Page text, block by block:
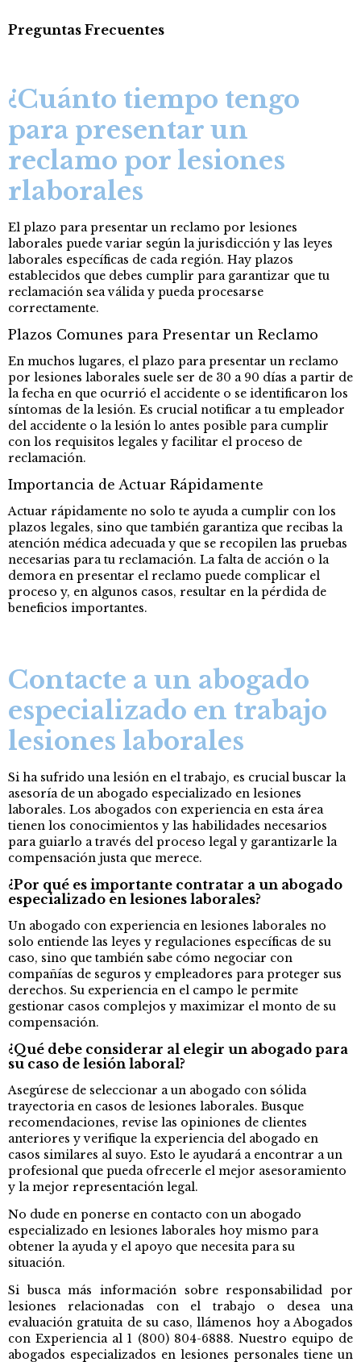
Preguntas Frecuentes
¿Cuánto tiempo tengo
para presentar un
reclamo por lesiones
rlaborales
El plazo para presentar un reclamo por lesiones
laborales puede variar según la jurisdicción y las leyes
laborales específicas de cada región. Hay plazos
establecidos que debes cumplir para garantizar que tu
reclamación sea válida y pueda procesarse
correctamente.
Plazos Comunes para Presentar un Reclamo
En muchos lugares, el plazo para presentar un reclamo
por lesiones laborales suele ser de 30 a 90 días a partir de
la fecha en que ocurrió el accidente o se identificaron los
síntomas de la lesión. Es crucial notificar a tu empleador
del accidente o la lesión lo antes posible para cumplir
con los requisitos legales y facilitar el proceso de
reclamación.
Importancia de Actuar Rápidamente
Actuar rápidamente no solo te ayuda a cumplir con los
plazos legales, sino que también garantiza que recibas la
atención médica adecuada y que se recopilen las pruebas
necesarias para tu reclamación. La falta de acción o la
demora en presentar el reclamo puede complicar el
proceso y, en algunos casos, resultar en la pérdida de
beneficios importantes.
Contacte a un abogado
especializado en trabajo
lesiones laborales
Si ha sufrido una lesión en el trabajo, es crucial buscar la
asesoría de un abogado especializado en lesiones
laborales. Los abogados con experiencia en esta área
tienen los conocimientos y las habilidades necesarios
para guiarlo a través del proceso legal y garantizarle la
compensación justa que merece.
¿Por qué es importante contratar a un abogado
especializado en lesiones laborales?
Un abogado con experiencia en lesiones laborales no
solo entiende las leyes y regulaciones específicas de su
caso, sino que también sabe cómo negociar con
compañías de seguros y empleadores para proteger sus
derechos. Su experiencia en el campo le permite
gestionar casos complejos y maximizar el monto de su
compensación.
¿Qué debe considerar al elegir un abogado para
su caso de lesión laboral?
Asegúrese de seleccionar a un abogado con sólida
trayectoria en casos de lesiones laborales. Busque
recomendaciones, revise las opiniones de clientes
anteriores y verifique la experiencia del abogado en
casos similares al suyo. Esto le ayudará a encontrar a un
profesional que pueda ofrecerle el mejor asesoramiento
y la mejor representación legal.
No dude en ponerse en contacto con un abogado
especializado en lesiones laborales hoy mismo para
obtener la ayuda y el apoyo que necesita para su
situación.
Si busca más información sobre responsabilidad por
lesiones relacionadas con el trabajo o desea una
evaluación gratuita de su caso, llámenos hoy a Abogados
con Experiencia al1 (800) 804-6888. Nuestro equipo de
abogados especializados en lesiones personales tiene un